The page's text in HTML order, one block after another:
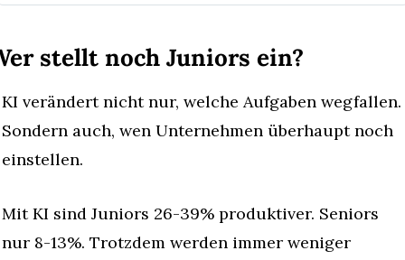
stellt noch Juniors ein?
KI verändert nicht nur, welche Aufgaben wegfallen.
Sondern auch, wen Unternehmen überhaupt noch
einstellen.
Mit KI sind Juniors 26-39% produktiver. Seniors
nur 8-13%. Trotzdem werden immer weniger